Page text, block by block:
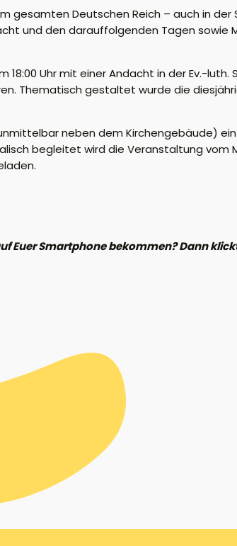
gesamten Deutschen Reich – auch in der
und den darauffolgenden Tagen sowie
Uhr mit einer Andacht in der Ev.-
Thematisch gestaltet wurde die
neben dem Kirchengebäude)
begleitet wird die Veranstaltung vom
Euer Smartphone bekommen? Dann